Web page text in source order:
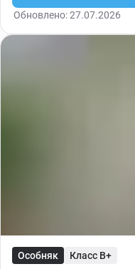
Обновлено: 27.07.2026
Особняк Класс B+